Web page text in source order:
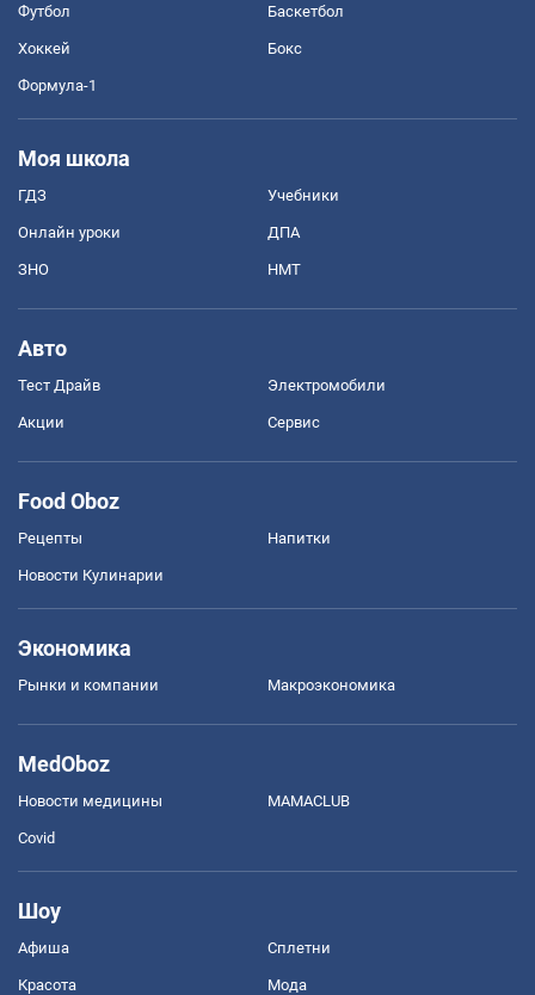
Футбол Баскетбол
Хоккей Бокс
Формула-1
Моя школа
ГДЗ Учебники
Онлайн уроки ДПА
ЗНО НМТ
Авто
Тест Драйв Электромобили
Акции Сервис
Food Oboz
Рецепты Напитки
Новости Кулинарии
Экономика
Рынки и компании Mакроэкономика
MedOboz
Новости медицины MAMACLUB
Covid
Шоу
Афиша Сплетни
Красота Мода